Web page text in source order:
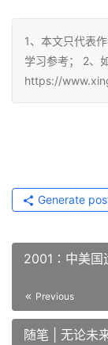
1、本文只代表
学习参考； 2、
https://
Generate
2001∶中美国
Previous
随笔 | 无论未